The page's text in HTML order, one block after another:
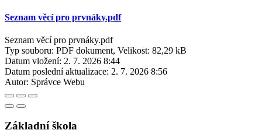
Seznam věcí pro prvnáky.pdf
Seznam věcí pro prvnáky.pdf
Typ souboru: PDF dokument, Velikost: 82,29 kB
Datum vložení: 2. 7. 2026 8:44
Datum poslední aktualizace: 2. 7. 2026 8:56
Autor: Správce Webu
Základní škola